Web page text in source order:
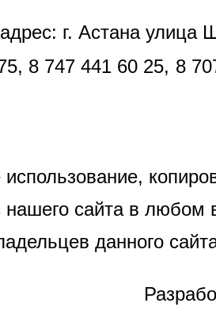
г. Астана
8 747 441 60 25, 8
сайта в любом
данного